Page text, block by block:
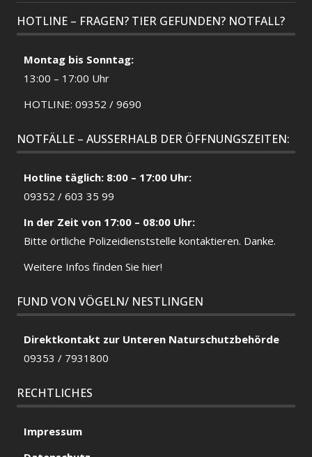
HANNES – VERMITTELT
DAISY – VERMITTLUNGSHILFE
HOTLINE – FRAGEN? TIER GEFUNDEN? NOTFALL?
Montag bis Sonntag:
13:00 – 17:00 Uhr
HOTLINE: 09352 / 9690
NOTFÄLLE – AUSSERHALB DER ÖFFNUNGSZEITEN:
Hotline täglich: 8:00 – 17:00 Uhr:
09352 / 603 35 99
In der Zeit von 17:00 – 08:00 Uhr:
Bitte örtliche Polizeidienststelle kontaktieren. Danke.
Weitere Infos finden Sie hier!
FUND VON VÖGELN/ NESTLINGEN
Direktkontakt zur Unteren Naturschutzbehörde
09353 / 7931800
RECHTLICHES
Impressum